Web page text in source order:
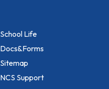
School Life
Docs&Forms
Sitemap
NCS Support